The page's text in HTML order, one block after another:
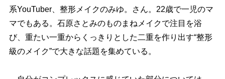
系YouTuber、整形メイクのみゆ。さん。22歳で一児のマ
マでもある。石原さとみのものまねメイクで注目を浴
び、重たい一重からくっきりとした二重を作り出す“整形
級のメイク”で大きな話題を集めている。